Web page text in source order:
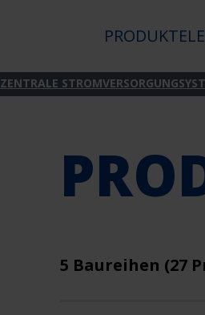
PRODUKTE
ZENTRALE
5 Baureihen (27